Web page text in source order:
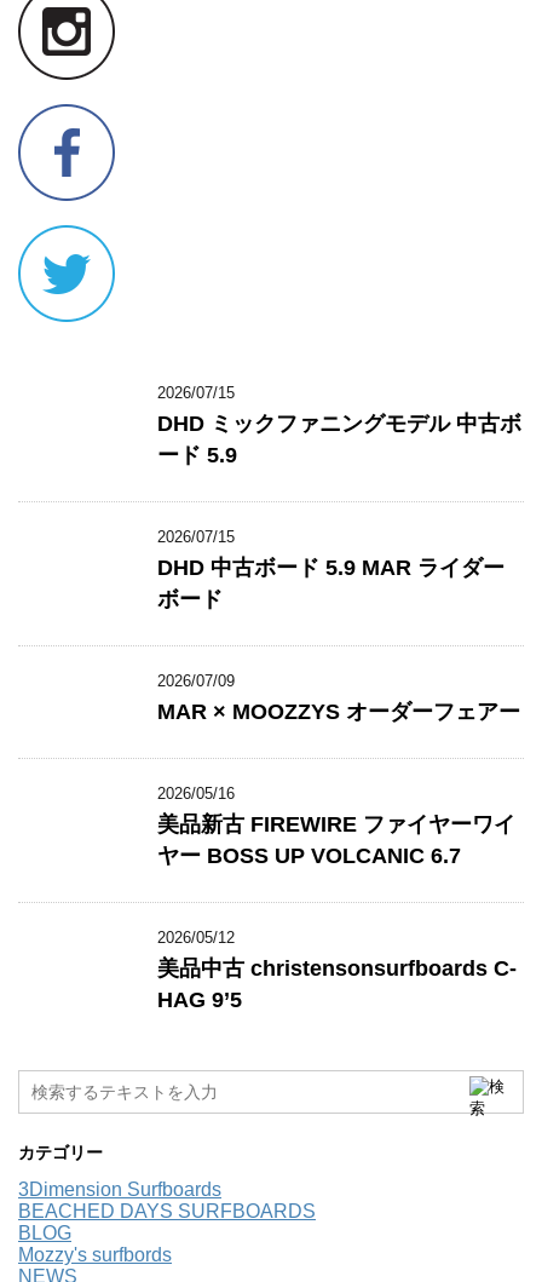
2026/07/15
DHD ミックファニングモデル 中古ボ
ード 5.9
2026/07/15
DHD 中古ボード 5.9 MAR ライダー
ボード
2026/07/09
MAR × MOOZZYS オーダーフェアー
2026/05/16
美品新古 FIREWIRE ファイヤーワイ
ヤー BOSS UP VOLCANIC 6.7
2026/05/12
美品中古 christensonsurfboards C-
HAG 9’5
カテゴリー
3Dimension Surfboards
BEACHED DAYS SURFBOARDS
BLOG
Mozzy's surfbords
NEWS